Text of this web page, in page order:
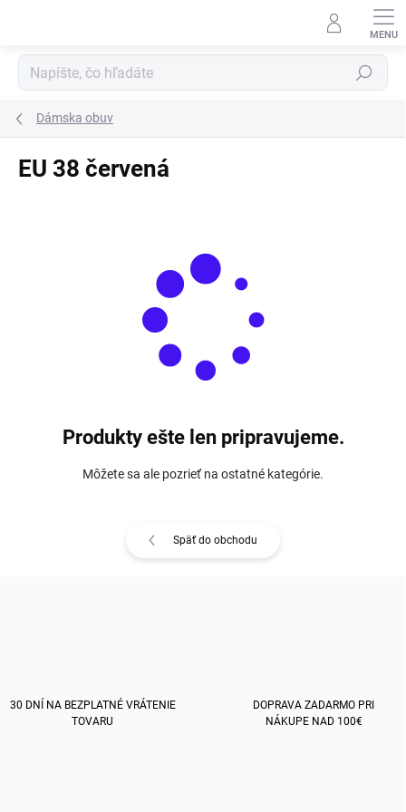
Hľadať
Dámska obuv
EU 38 červená
Produkty ešte len pripravujeme.
Môžete sa ale pozrieť na ostatné kategórie.
Späť do obchodu
30 DNÍ NA BEZPLATNÉ VRÁTENIE
TOVARU
DOPRAVA ZADARMO PRI
NÁKUPE NAD 100€